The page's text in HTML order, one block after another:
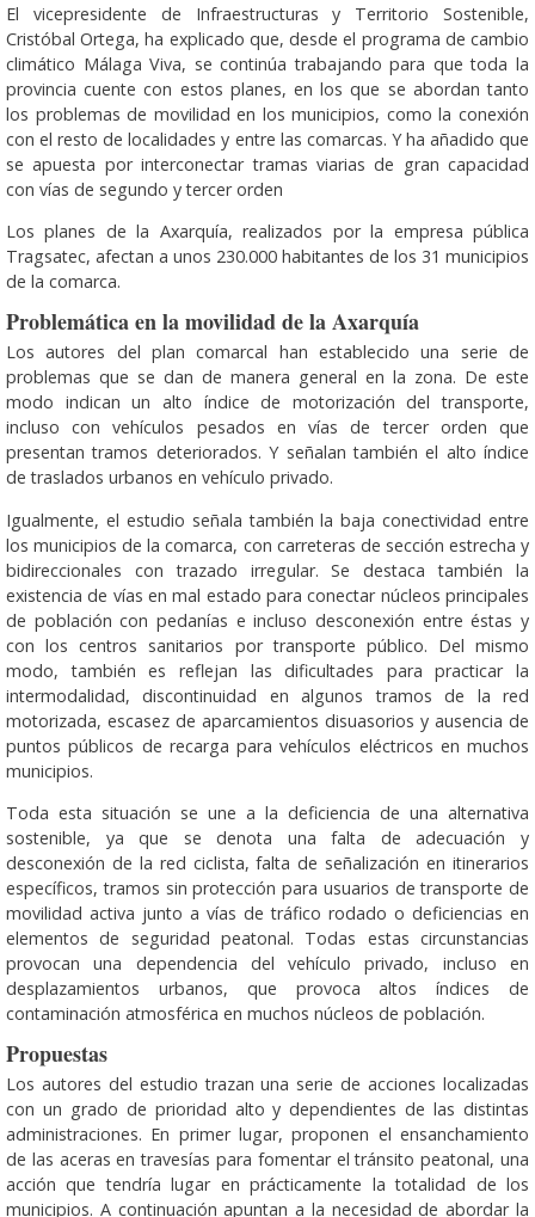
El vicepresidente de Infraestructuras y Territorio Sostenible,
Cristóbal Ortega, ha explicado que, desde el programa de cambio
climático Málaga Viva, se continúa trabajando para que toda la
provincia cuente con estos planes, en los que se abordan tanto
los problemas de movilidad en los municipios, como la conexión
con el resto de localidades y entre las comarcas. Y ha añadido que
se apuesta por interconectar tramas viarias de gran capacidad
con vías de segundo y tercer orden
Los planes de la Axarquía, realizados por la empresa pública
Tragsatec, afectan a unos 230.000 habitantes de los 31 municipios
de la comarca.
Problemática en la movilidad de la Axarquía
Los autores del plan comarcal han establecido una serie de
problemas que se dan de manera general en la zona. De este
modo indican un alto índice de motorización del transporte,
incluso con vehículos pesados en vías de tercer orden que
presentan tramos deteriorados. Y señalan también el alto índice
de traslados urbanos en vehículo privado.
Igualmente, el estudio señala también la baja conectividad entre
los municipios de la comarca, con carreteras de sección estrecha y
bidireccionales con trazado irregular. Se destaca también la
existencia de vías en mal estado para conectar núcleos principales
de población con pedanías e incluso desconexión entre éstas y
con los centros sanitarios por transporte público. Del mismo
modo, también es reflejan las dificultades para practicar la
intermodalidad, discontinuidad en algunos tramos de la red
motorizada, escasez de aparcamientos disuasorios y ausencia de
puntos públicos de recarga para vehículos eléctricos en muchos
municipios.
Toda esta situación se une a la deficiencia de una alternativa
sostenible, ya que se denota una falta de adecuación y
desconexión de la red ciclista, falta de señalización en itinerarios
específicos, tramos sin protección para usuarios de transporte de
movilidad activa junto a vías de tráfico rodado o deficiencias en
elementos de seguridad peatonal. Todas estas circunstancias
provocan una dependencia del vehículo privado, incluso en
desplazamientos urbanos, que provoca altos índices de
contaminación atmosférica en muchos núcleos de población.
Propuestas
Los autores del estudio trazan una serie de acciones localizadas
con un grado de prioridad alto y dependientes de las distintas
administraciones. En primer lugar, proponen el ensanchamiento
de las aceras en travesías para fomentar el tránsito peatonal, una
acción que tendría lugar en prácticamente la totalidad de los
municipios. A continuación apuntan a la necesidad de abordar la